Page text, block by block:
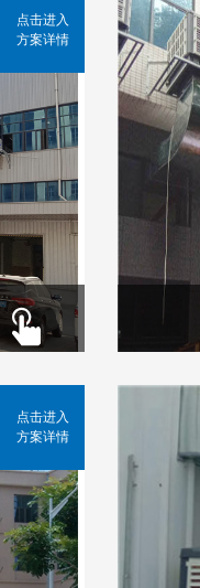
点击进入
方案详情
点击进入
方案详情